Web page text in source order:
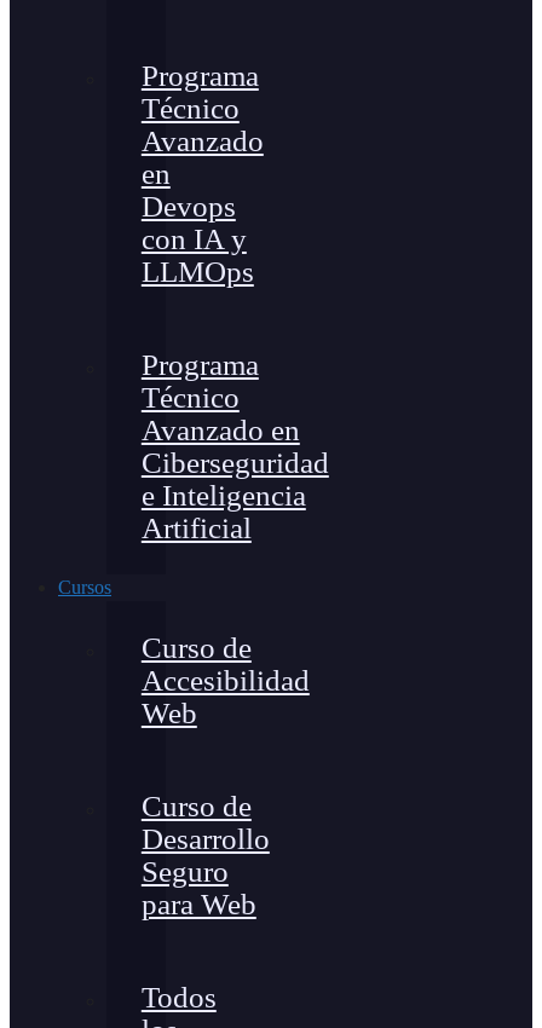
Programa
Técnico
Avanzado
en
Devops
con IA y
LLMOps
Programa
Técnico
Avanzado en
Ciberseguridad
e Inteligencia
Artificial
Cursos
Curso de
Accesibilidad
Web
Curso de
Desarrollo
Seguro
para Web
Todos